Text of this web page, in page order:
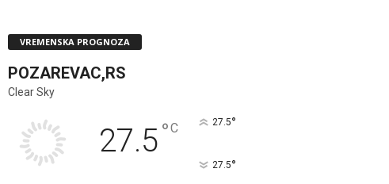
VREMENSKA PROGNOZA
POZAREVAC,RS
Clear Sky
27.5°C 27.5°
27.5°